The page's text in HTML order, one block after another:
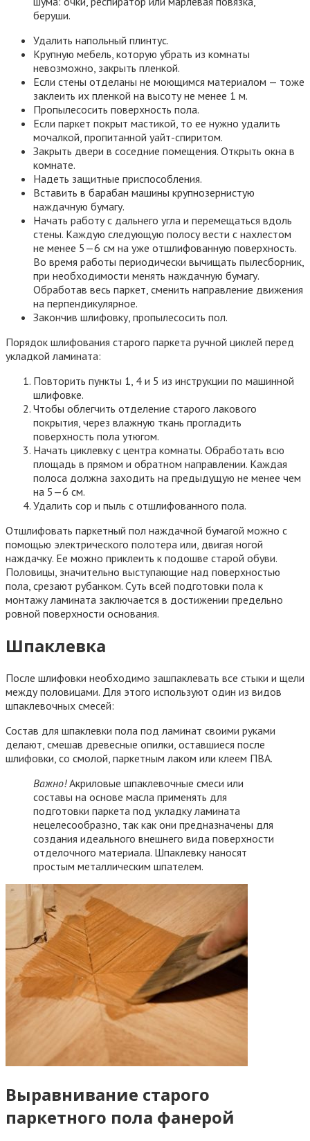
беруши.
Удалить напольный плинтус.
Крупную мебель, которую убрать из комнаты
невозможно, закрыть пленкой.
Если стены отделаны не моющимся материалом — тоже
заклеить их пленкой на высоту не менее 1 м.
Пропылесосить поверхность пола.
Если паркет покрыт мастикой, то ее нужно удалить
мочалкой, пропитанной уайт-спиритом.
Закрыть двери в соседние помещения. Открыть окна в
комнате.
Надеть защитные приспособления.
Вставить в барабан машины крупнозернистую
наждачную бумагу.
Начать работу с дальнего угла и перемещаться вдоль
стены. Каждую следующую полосу вести с нахлестом
не менее 5—6 см на уже отшлифованную поверхность.
Во время работы периодически вычищать пылесборник,
при необходимости менять наждачную бумагу.
Обработав весь паркет, сменить направление движения
на перпендикулярное.
Закончив шлифовку, пропылесосить пол.
Порядок шлифования старого паркета ручной циклей перед
укладкой ламината:
Повторить пункты 1, 4 и 5 из инструкции по машинной
шлифовке.
Чтобы облегчить отделение старого лакового
покрытия, через влажную ткань прогладить
поверхность пола утюгом.
Начать циклевку с центра комнаты. Обработать всю
площадь в прямом и обратном направлении. Каждая
полоса должна заходить на предыдущую не менее чем
на 5—6 см.
Удалить сор и пыль с отшлифованного пола.
Отшлифовать паркетный пол наждачной бумагой можно с
помощью электрического полотера или, двигая ногой
наждачку. Ее можно приклеить к подошве старой обуви.
Половицы, значительно выступающие над поверхностью
пола, срезают рубанком. Суть всей подготовки пола к
монтажу ламината заключается в достижении предельно
ровной поверхности основания.
Шпаклевка
После шлифовки необходимо зашпаклевать все стыки и щели
между половицами. Для этого используют один из видов
шпаклевочных смесей:
Состав для шпаклевки пола под ламинат своими руками
делают, смешав древесные опилки, оставшиеся после
шлифовки, со смолой, паркетным лаком или клеем ПВА.
Важно!Акриловые шпаклевочные смеси или
составы на основе масла применять для
подготовки паркета под укладку ламината
нецелесообразно, так как они предназначены для
создания идеального внешнего вида поверхности
отделочного материала. Шпаклевку наносят
простым металлическим шпателем.
Выравнивание старого
паркетного пола фанерой